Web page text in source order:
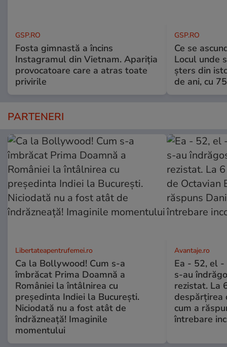
GSP.RO
Fosta gimnastă a încins
Instagramul din Vietnam. Apariția
provocatoare care a atras toate
privirile
GSP.RO
Ce se
Locul unde
șters din
de ani, cu
PARTENERI
Libertateapentrufemei.ro
Ca la Bollywood! Cum s-a
îmbrăcat Prima Doamnă a
României la întâlnirea cu
președinta Indiei la București.
Niciodată nu a fost atât de
îndrăzneață! Imaginile
momentului
Avantaje.ro
Ea - 52, el -
s-au
rezistat. La
despărțirea
cum a
întrebare